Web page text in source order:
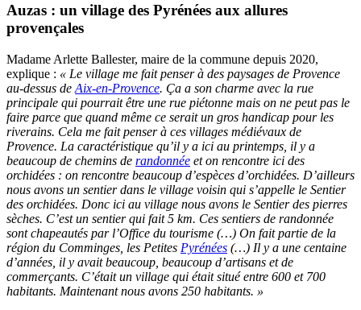
Auzas : un village des Pyrénées aux allures
provençales
Madame Arlette Ballester, maire de la commune depuis 2020,
explique : « Le village me fait penser à des paysages de Provence
au-dessus de Aix-en-Provence. Ça a son charme avec la rue
principale qui pourrait être une rue piétonne mais on ne peut pas le
faire parce que quand même ce serait un gros handicap pour les
riverains. Cela me fait penser à ces villages médiévaux de
Provence. La caractéristique qu’il y a ici au printemps, il y a
beaucoup de chemins de randonnée et on rencontre ici des
orchidées : on rencontre beaucoup d’espèces d’orchidées. D’ailleurs
nous avons un sentier dans le village voisin qui s’appelle le Sentier
des orchidées. Donc ici au village nous avons le Sentier des pierres
sèches. C’est un sentier qui fait 5 km. Ces sentiers de randonnée
sont chapeautés par l’Office du tourisme (…) On fait partie de la
région du Comminges, les Petites Pyrénées (…) Il y a une centaine
d’années, il y avait beaucoup, beaucoup d’artisans et de
commerçants. C’était un village qui était situé entre 600 et 700
habitants. Maintenant nous avons 250 habitants. »